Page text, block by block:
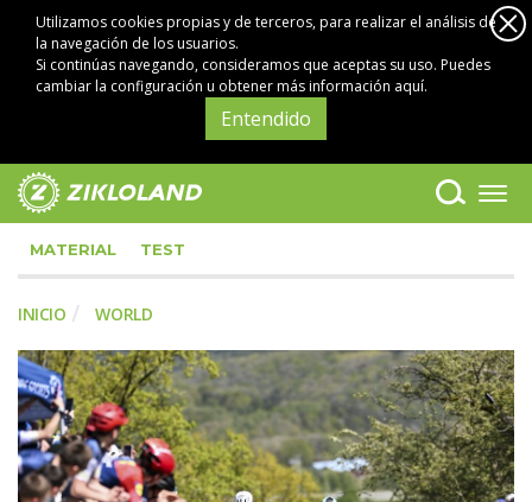
Utilizamos cookies propias y de terceros, para realizar el análisis de
la navegación de los usuarios.
Si continúas navegando, consideramos que aceptas su uso. Puedes
cambiar la configuración u obtenermás información aquí.
Entendido
MATERIAL TEST
INICIO WORLD